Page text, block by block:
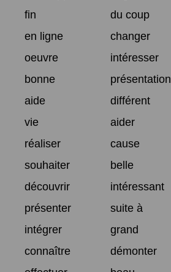
fin
du coup
en ligne
changer
oeuvre
intéresser
bonne
présentation
aide
différent
vie
aider
réaliser
cause
souhaiter
belle
découvrir
intéressant
présenter
suite à
intégrer
grand
connaître
démonter